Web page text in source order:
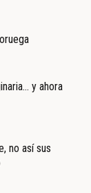
y ahora
no así sus